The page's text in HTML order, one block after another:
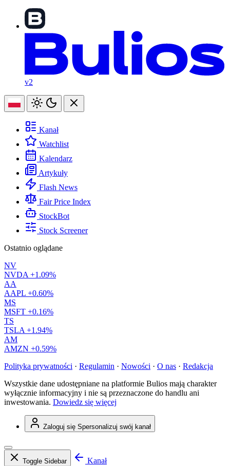
v2
Kanał
Watchlist
Kalendarz
Artykuły
Flash News
Fair Price Index
StockBot
Stock Screener
Ostatnio oglądane
NV
NVDA +1.09%
AA
AAPL +0.60%
MS
MSFT +0.16%
TS
TSLA +1.94%
AM
AMZN +0.59%
Polityka prywatności · Regulamin · Nowości · O nas · Redakcja
Wszystkie dane udostępniane na platformie Bulios mają charakter
wyłącznie informacyjny i nie są przeznaczone do handlu ani
inwestowania. Dowiedz się więcej
Zaloguj się Spersonalizuj swój kanał
Toggle Sidebar
Kanał